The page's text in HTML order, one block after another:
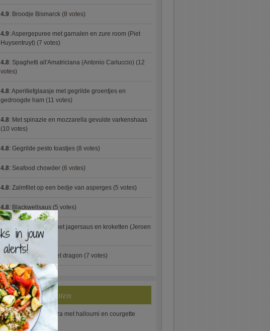
4.9: Broodje Bismarck (8 votes)
4.9: Aspergepuree met garnalen en zure room (Piet
Huysentruyt) (7 votes)
4.8: Spaghetti all'Amatriciana (Antonio Carluccio) (12
votes)
4.8: Aperitiefglaasje met gegrilde groentjes en
gedroogde ham (11 votes)
4.8: Met spinazie en mozzarella gevulde varkenshaas
(10 votes)
4.8: Gegrilde pesto toastjes (8 votes)
4.8: Seafood chowder (6 votes)
4.8: Zalmfilet op een bedje van asperges (5 votes)
4.8: Blackwellsaus (5 votes)
4.7
Varkenshaasje met jagersaus en kroketten (Jeroen
Meus)(15 votes)
4.7:Gestoofde kip met dragon (7 votes)
Nieuwste Recepten
Turkse pizza met halloumi en courgette
×